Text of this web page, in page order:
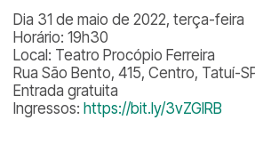
Dia 31 de maio de 2022, terça-feira
Horário: 19h30
Local: Teatro Procópio Ferreira
Rua São Bento, 415, Centro, Tatuí-
Entrada gratuita
Ingressos: https://bit.ly/3vZGIRB